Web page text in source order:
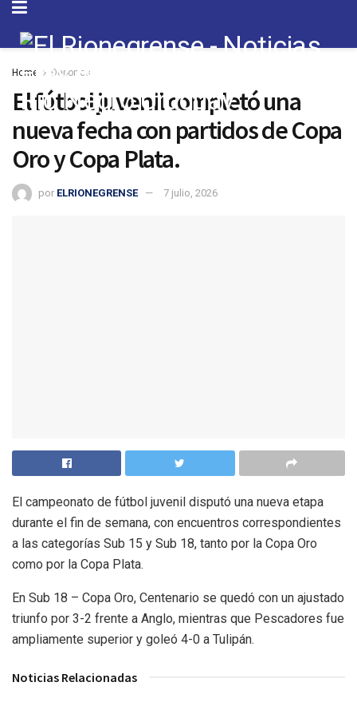
Home Deportes
El fútbol juvenil completó una
nueva fecha con partidos de Copa
Oro y Copa Plata.
por ELRIONEGRENSE 7 julio, 2026
El campeonato de fútbol juvenil disputó una nueva etapa
durante el fin de semana, con encuentros correspondientes
a las categorías Sub 15 y Sub 18, tanto por la Copa Oro
como por la Copa Plata.
En Sub 18 – Copa Oro, Centenario se quedó con un ajustado
triunfo por 3-2 frente a Anglo, mientras que Pescadores fue
ampliamente superior y goleó 4-0 a Tulipán.
Noticias Relacionadas